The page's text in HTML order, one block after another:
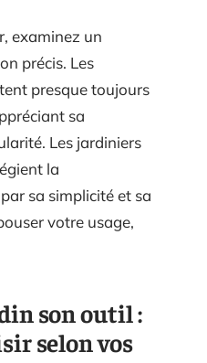
examinez un
précis. Les
presque toujours
sa
Les jardiniers
la
sa simplicité et sa
votre usage,
son outil :
selon vos